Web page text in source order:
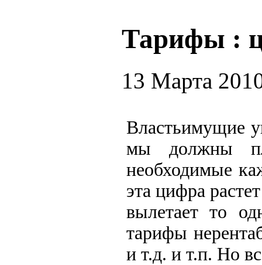
Тарифы :
13 Марта
Властьимущие
мы должны
необходимые
эта цифра
вылетает то
тарифы
и т.д. и т.п. Но